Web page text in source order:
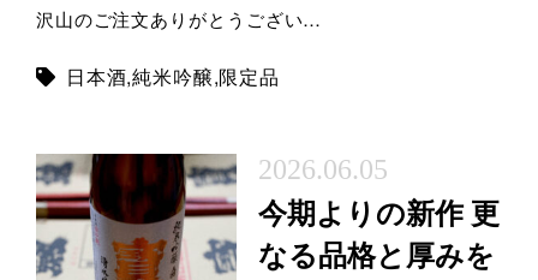
沢山のご注文ありがとうござい…
日本酒,純米吟醸,限定品
2026.06.05
今期よりの新作 更
なる品格と厚みを